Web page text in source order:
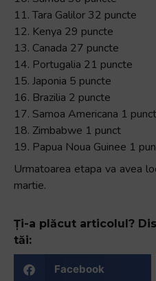
11. Tara Galilor 32 puncte
12. Kenya 29 puncte
13. Canada 27 puncte
14. Portugalia 21 puncte
15. Japonia 5 puncte
16. Brazilia 2 puncte
17. Samoa Americana 1 punct
18. Zimbabwe 1 punct
19. Papua Noua Guinee 1
Urmatoarea etapa va avea
martie.
Ți-a plăcut articolul?
tăi:
Facebook